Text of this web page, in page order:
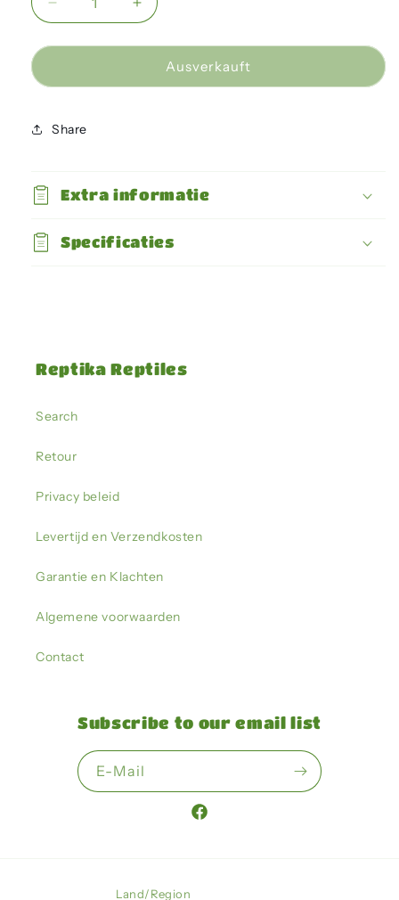
Verringere
die
Menge
Zoo
-
Erhöhe
die
Menge
Zoo
Ausverkauft
Share
Extra informatie
Specificaties
Reptika Reptiles
Search
Retour
Privacy beleid
Levertijd en Verzendkosten
Garantie en Klachten
Algemene voorwaarden
Contact
Subscribe to our email list
E-Mail
Facebook
Land/Region